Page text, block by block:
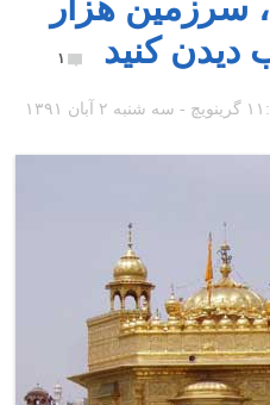
دیدن کنید
۱
شنبه ۲ آبان ۱۳۹۱